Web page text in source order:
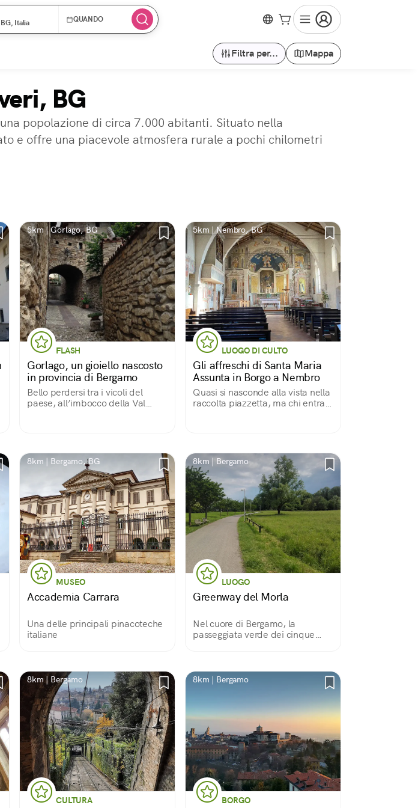
Italia
QUANDO
Filtra per... Mappa
BG
popolazione di circa 7.000 abitanti. Situato nella
e offre una piacevole atmosfera rurale a pochi chilometri
5km | Gorlago, BG
FLASH
Gorlago, un gioiello nascosto
in provincia di Bergamo
Bello perdersi tra i vicoli del
paese, all’imbocco della Val
5km | Nembro, BG
LUOGO DI CULTO
Gli affreschi di Santa Maria
Assunta in Borgo a Nembro
Quasi si nasconde alla vista nella
raccolta piazzetta, ma chi entra
8km | Bergamo, BG
MUSEO
Accademia Carrara
Una delle principali pinacoteche
italiane
8km | Bergamo
LUOGO
Greenway del Morla
Nel cuore di Bergamo, la
passeggiata verde dei cinque
8km | Bergamo
CULTURA
8km | Bergamo
BORGO